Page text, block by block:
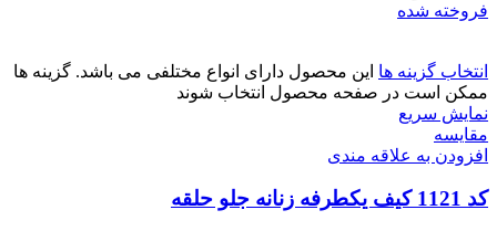
فروخته شده
انتخاب گزینه ها این محصول دارای انواع مختلفی می باشد. گزینه ها
ممکن است در صفحه محصول انتخاب شوند
نمایش سریع
مقايسه
افزودن به علاقه مندی
کد 1121 کیف یکطرفه زنانه جلو حلقه